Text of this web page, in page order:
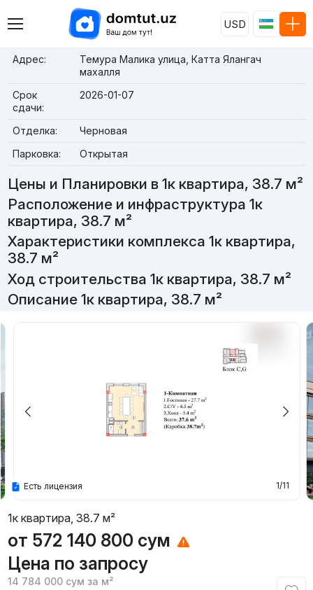
USD
Адрес:
Темура Малика улица, Катта Ялангач
махалля
Срок
сдачи:
2026-01-07
Отделка:
Черновая
Парковка:
Открытая
Цены и Планировки в 1к квартира, 38.7 м²
Расположение и инфраструктура 1к
квартира, 38.7 м²
Характеристики комплекса 1к квартира,
38.7 м²
Ход строительства 1к квартира, 38.7 м²
Описание 1к квартира, 38.7 м²
1/11
Есть лицензия
1к квартира, 38.7 м²
от 572 140 800 сум
Цена по запросу
14 784 000 сум за м²